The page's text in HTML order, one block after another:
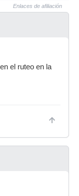
Enlaces de afiliación
el ruteo en la